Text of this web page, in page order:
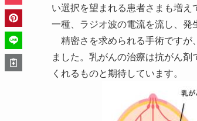
い選択を望まれる患者さまも増
一種、ラジオ波の電流を流し、発
精密さを求められる手術ですが
ました。乳がんの治療は抗がん
くれるものと期待しています。